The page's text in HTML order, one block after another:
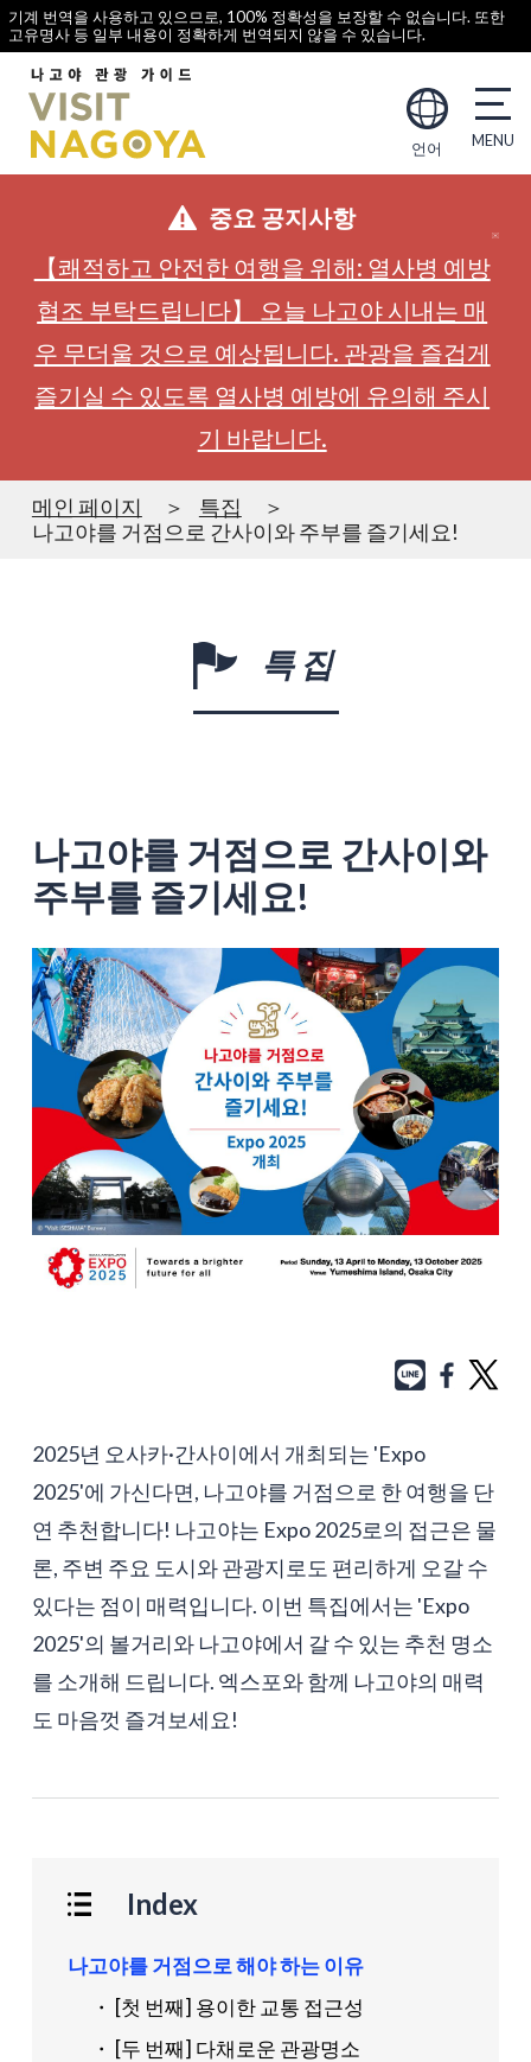
기계 번역을 사용하고 있으므로, 100% 정확성을 보장할 수 없습니다. 또한
고유명사 등 일부 내용이 정확하게 번역되지 않을 수 있습니다.
언어
중요 공지사항
【쾌적하고 안전한 여행을 위해: 열사병 예방
협조 부탁드립니다】 오늘 나고야 시내는 매
우 무더울 것으로 예상됩니다. 관광을 즐겁게
즐기실 수 있도록 열사병 예방에 유의해 주시
기 바랍니다.
메인 페이지
특집
나고야를 거점으로 간사이와 주부를 즐기세요!
특집
나고야를 거점으로 간사이와
주부를 즐기세요!
2025년 오사카·간사이에서 개최되는 'Expo
2025'에 가신다면, 나고야를 거점으로 한 여행을 단
연 추천합니다! 나고야는 Expo 2025로의 접근은 물
론, 주변 주요 도시와 관광지로도 편리하게 오갈 수
있다는 점이 매력입니다. 이번 특집에서는 'Expo
2025'의 볼거리와 나고야에서 갈 수 있는 추천 명소
를 소개해 드립니다. 엑스포와 함께 나고야의 매력
도 마음껏 즐겨보세요!
Index
나고야를 거점으로 해야 하는 이유
・ [첫 번째] 용이한 교통 접근성
・ [두 번째] 다채로운 관광명소